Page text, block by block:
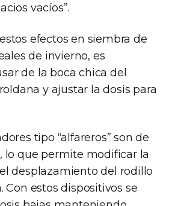
vacíos”.
efectos en siembra de
de invierno, es
de la boca chica del
y ajustar la dosis para
tipo “alfareros” son de
lo que permite modificar la
desplazamiento del rodillo
Con estos dispositivos se